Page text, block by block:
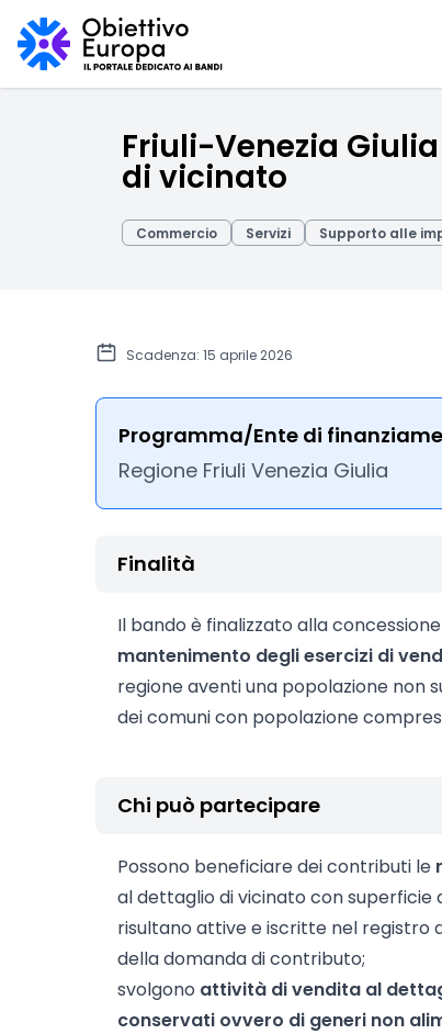
Friuli-Venezia
di vicinato
Commercio Servizi Supporto alle
Scadenza: 15 aprile 2026
Programma/Ente di
Regione Friuli Venezia Giulia
Finalità
Il bando è finalizzato alla
mantenimento degli esercizi di
regione aventi una popolazione non
dei comuni con popolazione
Chi può partecipare
Possono beneficiare dei contributi le
al dettaglio di vicinato con superficie
risultano attive e iscritte nel registro
della domanda di contributo;
svolgono attività di vendita al
conservati ovvero di generi non